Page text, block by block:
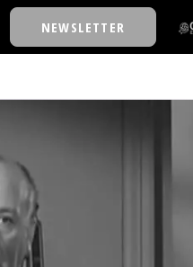
TO OFFICE/SCHOOL
NEWSLETTER
30
LIGA
WEEK